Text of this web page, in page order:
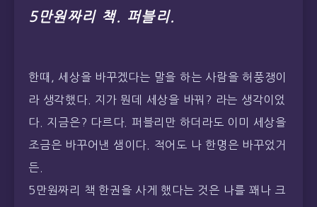
5만원짜리 책. 퍼블리.
한때, 세상을 바꾸겠다는 말을 하는 사람을 허풍쟁이
라 생각했다. 지가 뭔데 세상을 바꿔? 라는 생각이었
다. 지금은? 다르다. 퍼블리만 하더라도 이미 세상을
조금은 바꾸어낸 샘이다. 적어도 나 한명은 바꾸었거
든.
5만원짜리 책 한권을 사게 했다는 것은 나를 꽤나 크